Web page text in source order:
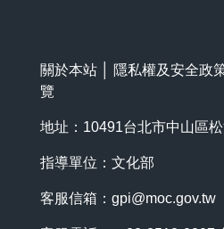
關於本站 隱私權及安全政
覽
地址：10491台北市中山區
指導單位：文化部
客服信箱： gpi@moc.gov.tw